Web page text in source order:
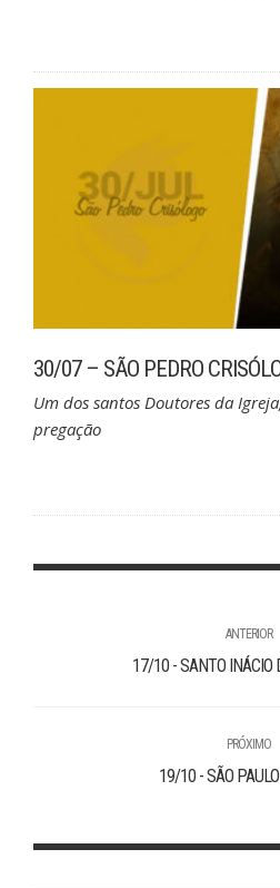
30/07 – SÃO PEDRO
Um dos santos Doutores da
pregação
ANTERIOR
17/10 - SANTO INÁCIO
PRÓXIMO
19/10 - SÃO